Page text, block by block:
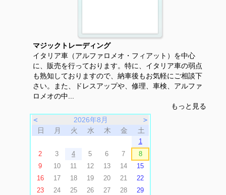
マジックトレーディング
イタリア車（アルファロメオ・フィアット）を中心
に、販売を行っております。特に、イタリア車の弱点
も熟知しておりますので、納車後もお気軽にご相談下
さい。また、ドレスアップや、修理、車検、アルファ
ロメオの中...
もっと見る
＜
2026年8月
＞
日
月 火 水 木 金 土
1
2
3 4 5 6 7
8
9
10 11 12 13 14
15
16
17 18 19 20 21
22
23
24 25 26 27 28
29